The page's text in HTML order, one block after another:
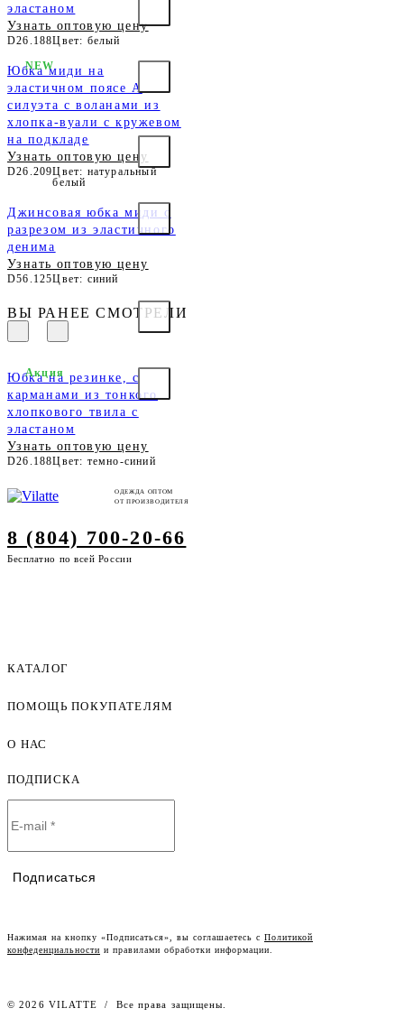
эластаном
Узнать оптовую цену
D26.188Цвет: белый
Юбка миди на
эластичном поясе А
силуэта с воланами из
хлопка-вуали с кружевом
на подкладе
Узнать оптовую цену
D26.209Цвет: натуральный
белый
NEW
Джинсовая юбка миди с
разрезом из эластичного
денима
Узнать оптовую цену
D56.125Цвет: синий
ВЫ РАНЕЕ СМОТРЕЛИ
Юбка на резинке, с
карманами из тонкого
хлопкового твила с
эластаном
Узнать оптовую цену
D26.188Цвет: темно-синий
Акция
ОДЕЖДА ОПТОМ
ОТ ПРОИЗВОДИТЕЛЯ
8 (804) 700-20-66
Бесплатно по всей России
КАТАЛОГ
Женская одежда оптом
Мужская одежда оптом
ПОМОЩЬ ПОКУПАТЕЛЯМ
Оплата и доставка
Договор-оферта
Условия сотрудничества
О НАС
Lookbook
Работа в компании
ПОДПИСКА
Подписаться
Нажимая на кнопку «Подписаться», вы соглашаетесь с Политикой
конфеденциальности и правилами обработки информации.
© 2026 VILATTE / Все права защищены.